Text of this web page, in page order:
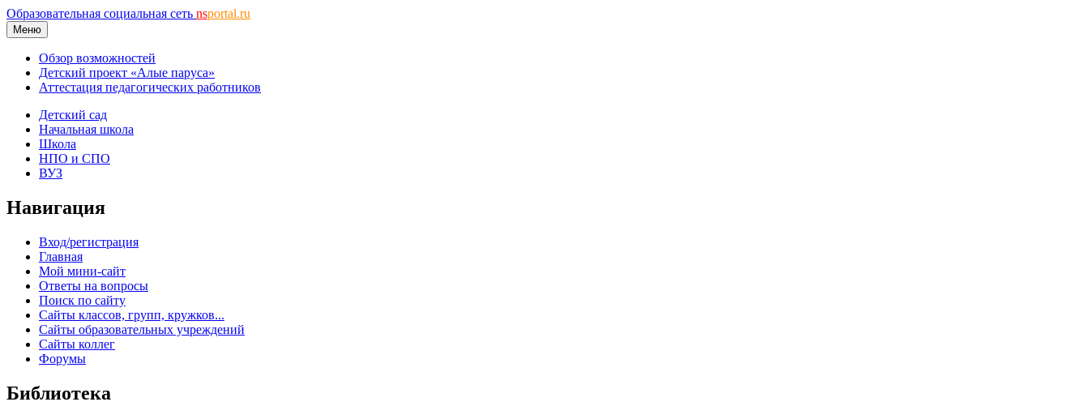
Образовательная социальная сеть nsportal.ru
Меню
Обзор возможностей
Детский проект «Алые паруса»
Аттестация педагогических работников
Детский сад
Начальная школа
Школа
НПО и СПО
ВУЗ
Навигация
Вход/регистрация
Главная
Мой мини-сайт
Ответы на вопросы
Поиск по сайту
Сайты классов, групп, кружков...
Сайты образовательных учреждений
Сайты коллег
Форумы
Библиотека